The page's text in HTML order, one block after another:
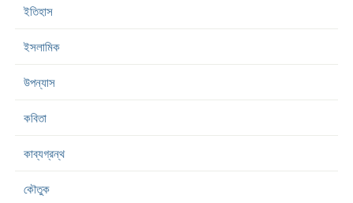
ইতিহাস
ইসলামিক
উপন্যাস
কবিতা
কাব্যগ্রন্থ
কৌতুক